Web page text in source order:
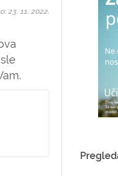
23. 11. 2022.